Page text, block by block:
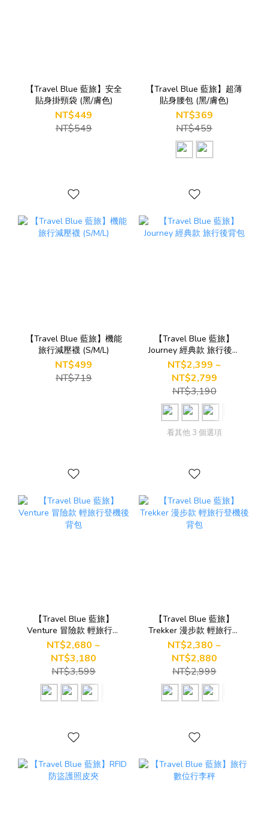
【Travel Blue 藍旅】安全
貼身掛頸袋 (黑/膚色)
NT$449
NT$549
【Travel Blue 藍旅】超薄
貼身腰包 (黑/膚色)
NT$369
NT$459
【Travel Blue 藍旅】機能
旅行減壓襪 (S/M/L)
NT$499
NT$719
【Travel Blue 藍旅】
Journey 經典款 旅行後背
包
NT$2,399 ~
NT$2,799
NT$3,190
看其他 3 個選項
【Travel Blue 藍旅】
Venture 冒險款 輕旅行登
機後背包
NT$2,680 ~
NT$3,180
NT$3,599
【Travel Blue 藍旅】
Trekker 漫步款 輕旅行登
機後背包
NT$2,380 ~
NT$2,880
NT$2,999